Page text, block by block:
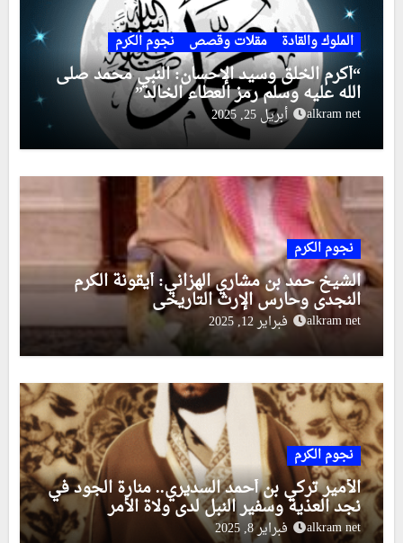
الملوك والقادة مقلات وقصص نجوم الكرم
“أكرم الخلق وسيد الإحسان: النبي محمد صلى
الله عليه وسلم رمز العطاء الخالد”
alkram net أبريل 25, 2025
نجوم الكرم
الشيخ حمد بن مشاري الهزاني: أيقونة الكرم
النجدي وحارس الإرث التاريخي
alkram net فبراير 12, 2025
نجوم الكرم
الأمير تركي بن أحمد السديري.. منارة الجود في
نجد العذية وسفير النبل لدى ولاة الأمر
alkram net فبراير 8, 2025